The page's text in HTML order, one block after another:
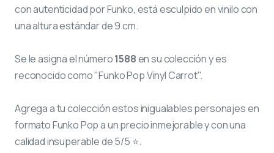
con autenticidad por Funko, está esculpido en vinilo con
una altura estándar de 9 cm.
Se le asigna el número1588en su colección y es
reconocido como "Funko Pop Vinyl Carrot".
Agrega a tu colección estos inigualables personajes en
formato Funko Pop a un precio inmejorable y con una
calidad insuperable de 5/5 ⭐.